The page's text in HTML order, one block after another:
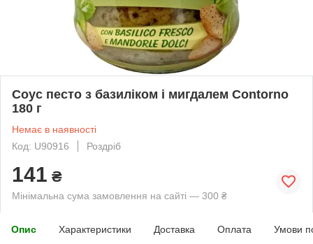
Соус песто з базиліком і мигдалем Contorno
180 г
Немає в наявності
Код: U90916
Роздріб
141 ₴
Мінімальна сума замовлення на сайті — 300 ₴
Опис Характеристики Доставка Оплата Умови